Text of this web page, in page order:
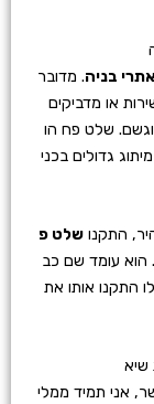
בניה. מדובר
או מדביקים
שלט פח הו
גדולים בכני
התקנושלט פ
עומד שם כב
התקנו אותו את
אני תמיד ממלי